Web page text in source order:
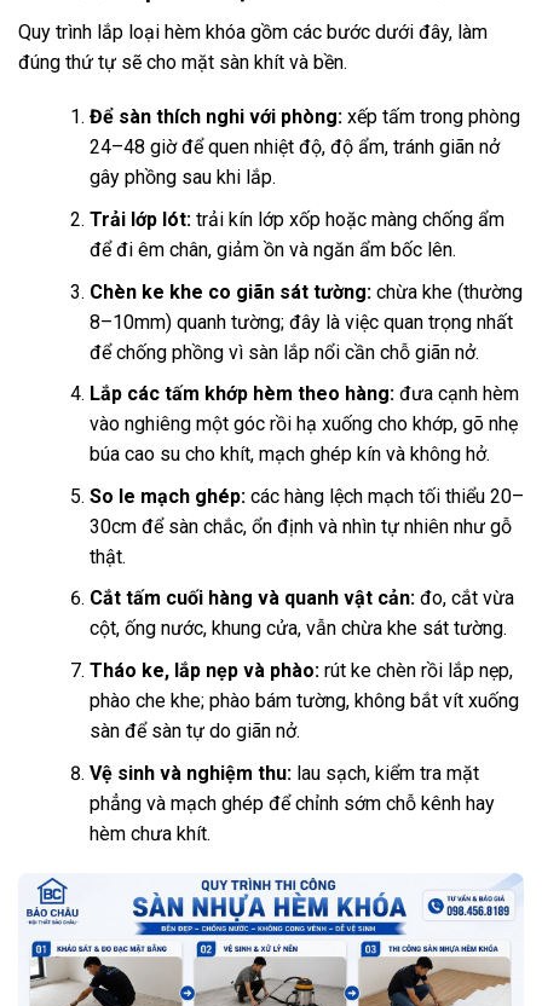
Quy trình lắp loại hèm khóa gồm các bước dưới đây, làm
đúng thứ tự sẽ cho mặt sàn khít và bền.
Để sàn thích nghi với phòng:xếp tấm trong phòng
24–48 giờ để quen nhiệt độ, độ ẩm, tránh giãn nở
gây phồng sau khi lắp.
Trải lớp lót:trải kín lớp xốp hoặc màng chống ẩm
để đi êm chân, giảm ồn và ngăn ẩm bốc lên.
Chèn ke khe co giãn sát tường:chừa khe (thường
8–10mm) quanh tường; đây là việc quan trọng nhất
để chống phồng vì sàn lắp nổi cần chỗ giãn nở.
Lắp các tấm khớp hèm theo hàng:đưa cạnh hèm
vào nghiêng một góc rồi hạ xuống cho khớp, gõ nhẹ
búa cao su cho khít, mạch ghép kín và không hở.
So le mạch ghép:các hàng lệch mạch tối thiểu 20–
30cm để sàn chắc, ổn định và nhìn tự nhiên như gỗ
thật.
Cắt tấm cuối hàng và quanh vật cản:đo, cắt vừa
cột, ống nước, khung cửa, vẫn chừa khe sát tường.
Tháo ke, lắp nẹp và phào:rút ke chèn rồi lắp nẹp,
phào che khe; phào bám tường, không bắt vít xuống
sàn để sàn tự do giãn nở.
Vệ sinh và nghiệm thu:lau sạch, kiểm tra mặt
phẳng và mạch ghép để chỉnh sớm chỗ kênh hay
hèm chưa khít.